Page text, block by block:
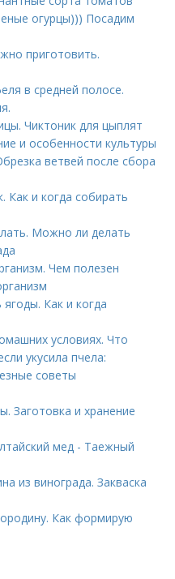
огурцы))) Посадим
приготовить.
в средней полосе.
Чиктоник для цыплят
и особенности культуры
ветвей после сбора
Как и когда собирать
Можно ли делать
Чем полезен
Как и когда
условиях. Что
укусила пчела:
советы
Заготовка и хранение
мед - Таежный
из винограда. Закваска
Как формирую